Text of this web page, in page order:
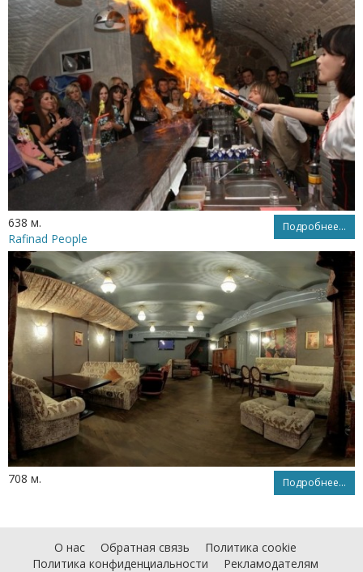
638 м. Подробнее...
Rafinad People
708 м. Подробнее...
О нас Обратная связь
Политика cookie
Политика конфиденциальности
Рекламодателям